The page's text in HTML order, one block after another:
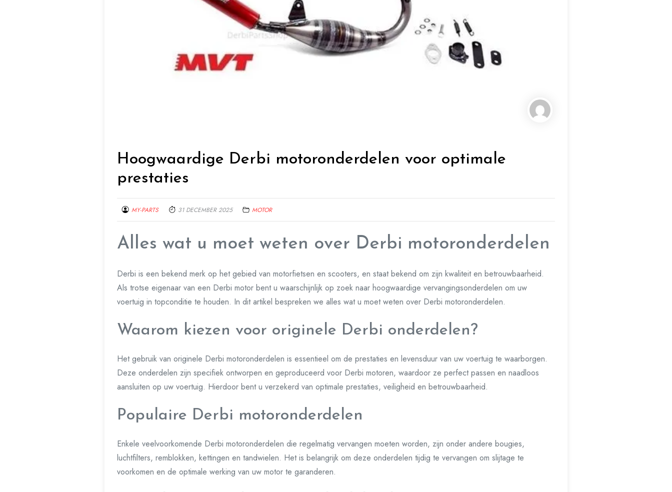
Hoogwaardige Derbi motoronderdelen voor optimale
prestaties
MY-PARTS 31 DECEMBER 2025 MOTOR
Alles wat u moet weten over Derbi motoronderdelen
Derbi is een bekend merk op het gebied van motorfietsen en scooters, en staat bekend om zijn kwaliteit en betrouwbaarheid.
Als trotse eigenaar van een Derbi motor bent u waarschijnlijk op zoek naar hoogwaardige vervangingsonderdelen om uw
voertuig in topconditie te houden. In dit artikel bespreken we alles wat u moet weten over Derbi motoronderdelen.
Waarom kiezen voor originele Derbi onderdelen?
Het gebruik van originele Derbi motoronderdelen is essentieel om de prestaties en levensduur van uw voertuig te waarborgen.
Deze onderdelen zijn specifiek ontworpen en geproduceerd voor Derbi motoren, waardoor ze perfect passen en naadloos
aansluiten op uw voertuig. Hierdoor bent u verzekerd van optimale prestaties, veiligheid en betrouwbaarheid.
Populaire Derbi motoronderdelen
Enkele veelvoorkomende Derbi motoronderdelen die regelmatig vervangen moeten worden, zijn onder andere bougies,
luchtfilters, remblokken, kettingen en tandwielen. Het is belangrijk om deze onderdelen tijdig te vervangen om slijtage te
voorkomen en de optimale werking van uw motor te garanderen.